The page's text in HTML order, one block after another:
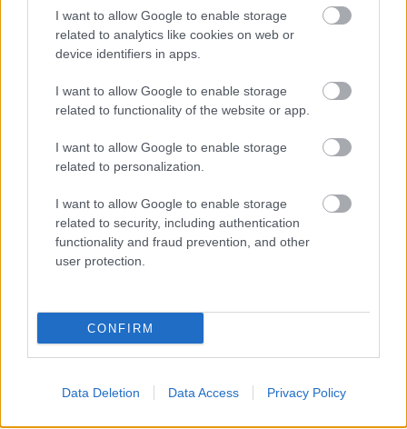
I want to allow Google to enable storage
related to analytics like cookies on web or
device identifiers in apps.
I want to allow Google to enable storage
related to functionality of the website or app.
I want to allow Google to enable storage
related to personalization.
I want to allow Google to enable storage
related to security, including authentication
functionality and fraud prevention, and other
user protection.
CONFIRM
Data Deletion Data Access Privacy Policy
tönkrement. Ez simán topötös helyezés lett volna.
Leültünk megbeszélni.”
A francia elismerte, hogy elhangzott egy
olaj volt a tűzre.
„Azt mondtam neki, hogy legszívesebben
megütnélek, de viccnek szántam. Erre a szerelők
közbeléptek és elkezdtek hátratolni. Én csak
hátra, mintha el akarnának zavarni a bokszból,
pedig az nem az övék, hanem az IMS-é.